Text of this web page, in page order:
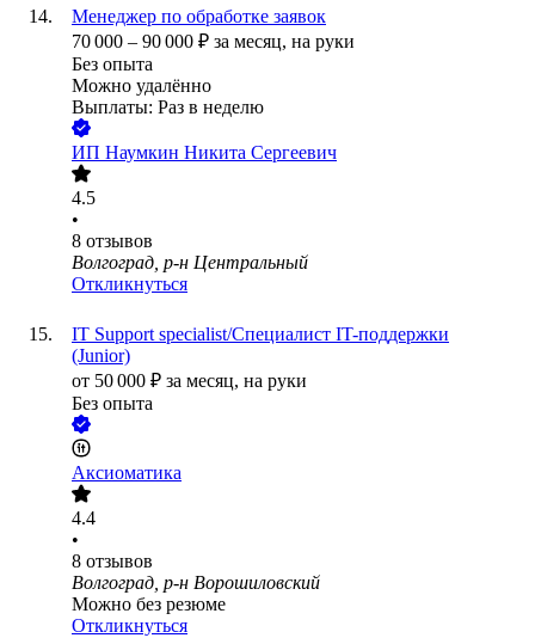
Менеджер по обработке заявок
70 000 – 90 000 ₽ за месяц, на руки
Без опыта
Можно удалённо
Выплаты: Раз в неделю
ИП Наумкин Никита Сергеевич
4.5
•
8 отзывов
Волгоград, р-н Центральный
Откликнуться
IT Support specialist/Специалист IT-поддержки
(Junior)
от 50 000 ₽ за месяц, на руки
Без опыта
Аксиоматика
4.4
•
8 отзывов
Волгоград, р-н Ворошиловский
Можно без резюме
Откликнуться